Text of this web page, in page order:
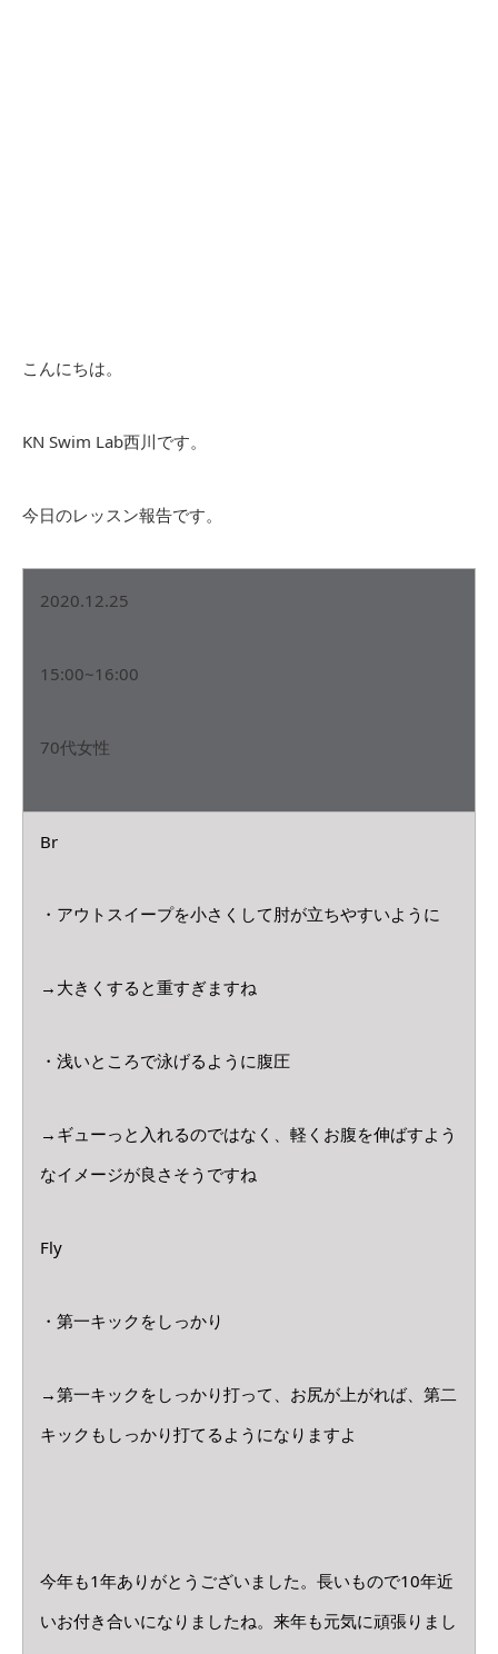
こんにちは。
KN Swim Lab西川です。
今日のレッスン報告です。
2020.12.25
15:00~16:00
70代女性
Br
・アウトスイープを小さくして肘が立ちやすいように
→大きくすると重すぎますね
・浅いところで泳げるように腹圧
→ギューっと入れるのではなく、軽くお腹を伸ばすよう
なイメージが良さそうですね
Fly
・第一キックをしっかり
→第一キックをしっかり打って、お尻が上がれば、第二
キックもしっかり打てるようになりますよ
今年も1年ありがとうございました。長いもので10年近
いお付き合いになりましたね。来年も元気に頑張りまし